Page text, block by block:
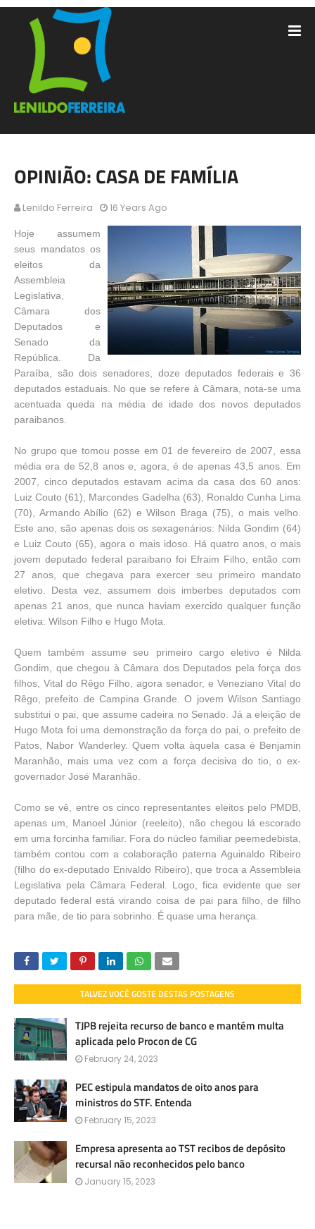
OPINIÃO: CASA DE FAMÍLIA
Lenildo Ferreira 16 Years Ago
Hoje assumem
seus mandatos os
eleitos da
Assembleia
Legislativa,
Câmara dos
Deputados e
Senado da
República. Da
Paraíba, são dois senadores, doze deputados federais e 36
deputados estaduais. No que se refere à Câmara, nota-se uma
acentuada queda na média de idade dos novos deputados
paraibanos.
No grupo que tomou posse em 01 de fevereiro de 2007, essa
média era de 52,8 anos e, agora, é de apenas 43,5 anos. Em
2007, cinco deputados estavam acima da casa dos 60 anos:
Luiz Couto (61), Marcondes Gadelha (63), Ronaldo Cunha Lima
(70), Armando Abílio (62) e Wilson Braga (75), o mais velho.
Este ano, são apenas dois os sexagenários: Nilda Gondim (64)
e Luiz Couto (65), agora o mais idoso. Há quatro anos, o mais
jovem deputado federal paraibano foi Efraim Filho, então com
27 anos, que chegava para exercer seu primeiro mandato
eletivo. Desta vez, assumem dois imberbes deputados com
apenas 21 anos, que nunca haviam exercido qualquer função
eletiva: Wilson Filho e Hugo Mota.
Quem também assume seu primeiro cargo eletivo é Nilda
Gondim, que chegou à Câmara dos Deputados pela força dos
filhos, Vital do Rêgo Filho, agora senador, e Veneziano Vital do
Rêgo, prefeito de Campina Grande. O jovem Wilson Santiago
substitui o pai, que assume cadeira no Senado. Já a eleição de
Hugo Mota foi uma demonstração da força do pai, o prefeito de
Patos, Nabor Wanderley. Quem volta àquela casa é Benjamin
Maranhão, mais uma vez com a força decisiva do tio, o ex-
governador José Maranhão.
Como se vê, entre os cinco representantes eleitos pelo PMDB,
apenas um, Manoel Júnior (reeleito), não chegou lá escorado
em uma forcinha familiar. Fora do núcleo familiar peemedebista,
também contou com a colaboração paterna Aguinaldo Ribeiro
(filho do ex-deputado Enivaldo Ribeiro), que troca a Assembleia
Legislativa pela Câmara Federal. Logo, fica evidente que ser
deputado federal está virando coisa de pai para filho, de filho
para mãe, de tio para sobrinho. É quase uma herança.
TALVEZ VOCÊ GOSTE DESTAS POSTAGENS
TJPB rejeita recurso de banco e mantém multa
aplicada pelo Procon de CG
February 24, 2023
PEC estipula mandatos de oito anos para
ministros do STF. Entenda
February 15, 2023
Empresa apresenta ao TST recibos de depósito
recursal não reconhecidos pelo banco
January 15, 2023